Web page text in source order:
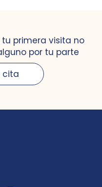
primera visita no
por tu parte
cita